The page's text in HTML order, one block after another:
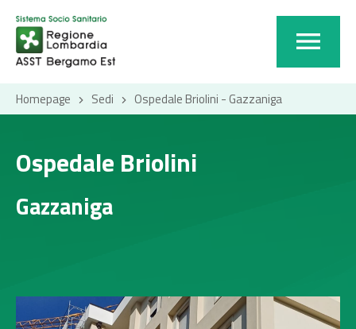
Homepage Sedi Ospedale Briolini - Gazzaniga
Ospedale Briolini
Gazzaniga